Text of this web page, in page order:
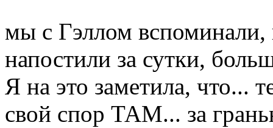
мы с Гэллом вспоминали,
напостили за сутки,
Я на это заметила, что...
свой спор ТАМ... за